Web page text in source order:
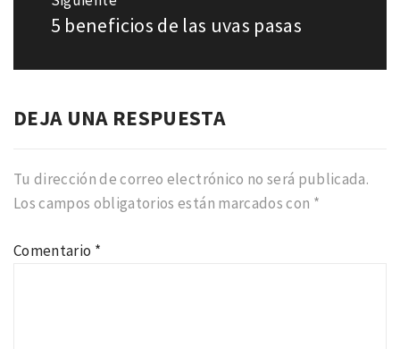
Entrada
5 beneficios de las uvas pasas
DEJA UNA RESPUESTA
Tu dirección de correo electrónico no será publicada.
Los campos obligatorios están marcados con *
Comentario *